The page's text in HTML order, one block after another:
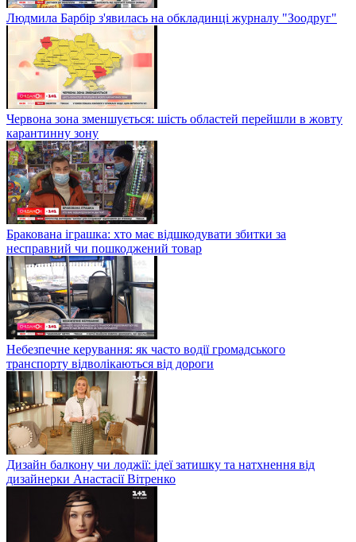
Людмила Барбір з'явилась на обкладинці журналу "Зоодруг"
Червона зона зменшується: шість областей перейшли в жовту
карантинну зону
Бракована іграшка: хто має відшкодувати збитки за
несправний чи пошкоджений товар
Небезпечне керування: як часто водії громадського
транспорту відволікаються від дороги
Дизайн балкону чи лоджії: ідеї затишку та натхнення від
дизайнерки Анастасії Вітренко